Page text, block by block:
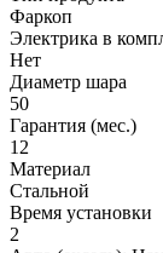
Фаркоп
Электрика в
Нет
Диаметр шара
50
Гарантия (мес.)
12
Материал
Стальной
Время установки
2